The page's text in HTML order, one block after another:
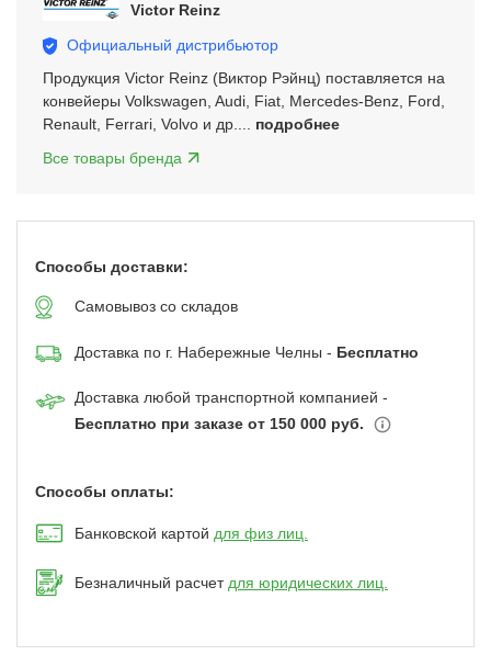
Victor Reinz
Официальный дистрибьютор
Продукция Victor Reinz (Виктор Рэйнц) поставляется на
конвейеры Volkswagen, Audi, Fiat, Mercedes-Benz, Ford,
Renault, Ferrari, Volvo и др.... подробнее
Все товары бренда
Способы доставки:
Самовывоз со складов
Доставка по г. Набережные Челны - Бесплатно
Доставка любой транспортной компанией -
Бесплатно при заказе от 150 000 руб.
Способы оплаты:
Банковской картой для физ лиц.
Безналичный расчет для юридических лиц.